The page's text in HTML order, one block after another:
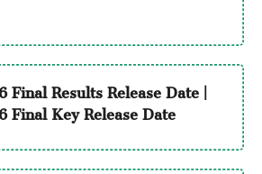
Final Results Release Date |
Final Key Release Date